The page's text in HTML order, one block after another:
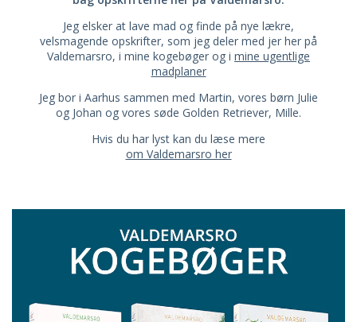
Jeg elsker at lave mad og finde på nye lækre,
velsmagende opskrifter, som jeg deler med jer her på
Valdemarsro, i mine kogebøger og i mine ugentlige
madplaner
Jeg bor i Aarhus sammen med Martin, vores børn Julie
og Johan og vores søde Golden Retriever, Mille.
Hvis du har lyst kan du læse mere
om Valdemarsro her